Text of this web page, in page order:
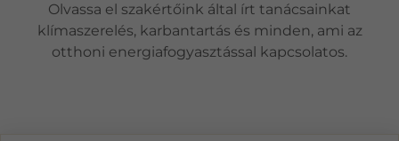
Olvassa el szakértőink által írt tanácsainkat
klímaszerelés, karbantartás és minden, ami az
otthoni energiafogyasztással kapcsolatos.